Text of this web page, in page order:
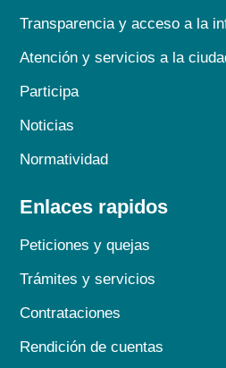
Transparencia y acceso a la
Atención y servicios a la
Participa
Noticias
Normatividad
Enlaces rapidos
Peticiones y quejas
Trámites y servicios
Contrataciones
Rendición de cuentas